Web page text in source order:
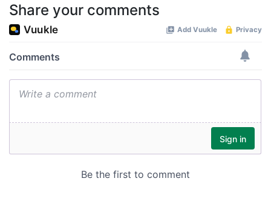
Share your comments